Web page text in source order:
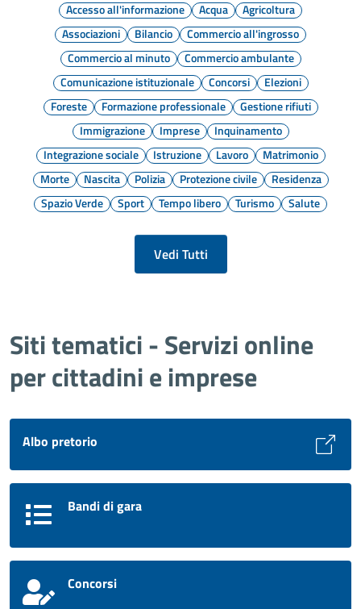
Accesso all'informazione
Acqua
Agricoltura
Associazioni
Bilancio
Commercio all'ingrosso
Commercio al minuto
Commercio ambulante
Comunicazione istituzionale
Concorsi
Elezioni
Foreste
Formazione professionale
Gestione rifiuti
Immigrazione
Imprese
Inquinamento
Integrazione sociale
Istruzione Lavoro
Matrimonio
Morte
Nascita Polizia Protezione civile
Residenza
Spazio Verde
Sport Tempo libero Turismo Salute
Vedi Tutti
Siti tematici - Servizi online
per cittadini e imprese
Albo pretorio
Bandi di gara
Concorsi